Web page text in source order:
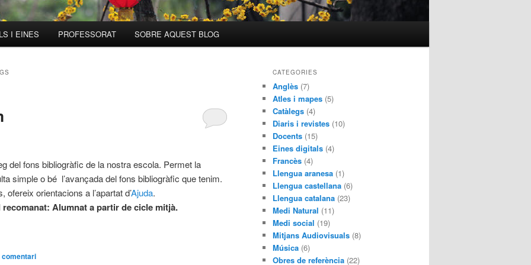
I EINES PROFESSORAT SOBRE AQUEST BLOG
del fons bibliogràfic de la nostra escola. Permet la
simple o bé l’avançada del fons bibliogràfic que tenim.
ofereix orientacions a l’apartat d’Ajuda.
recomanat: Alumnat a partir de cicle mitjà.
comentari
CATEGORIES
Anglès (7)
Atles i mapes (5)
Catàlegs (4)
Diaris i revistes (10)
Docents (15)
Eines digitals (4)
Francès (4)
Llengua aranesa (1)
Llengua castellana (6)
Llengua catalana (23)
Medi Natural (11)
Medi social (19)
Mitjans Audiovisuals (8)
Música (6)
Obres de referència (22)